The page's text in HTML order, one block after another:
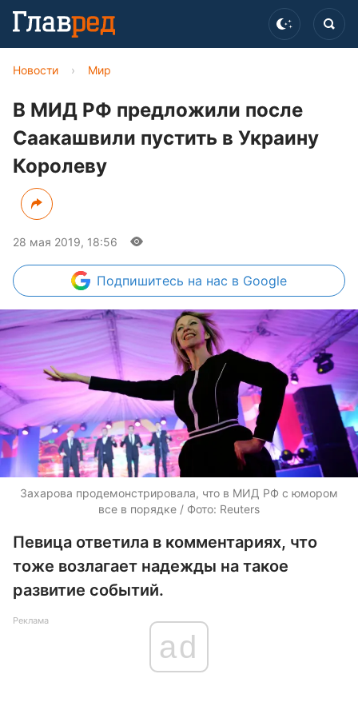
Новости › Мир
В МИД РФ предложили после
Саакашвили пустить в Украину
Королеву
28 мая 2019, 18:56
Подпишитесь на нас в Google
Захарова продемонстрировала, что в МИД РФ с юмором
все в порядке / Фото: Reuters
Певица ответила в комментариях, что
тоже возлагает надежды на такое
развитие событий.
Реклама
ad